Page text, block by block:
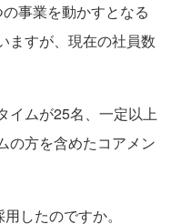
事業を動かすとなる
ますが、現在の社員数
イムが25名、一定以上
の方を含めたコアメン
したのですか。